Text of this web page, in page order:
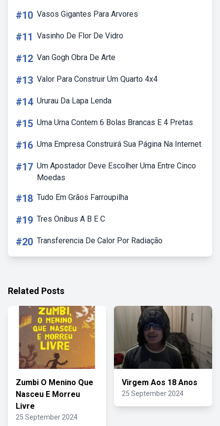
#10 Vasos Gigantes Para Arvores
#11 Vasinho De Flor De Vidro
#12 Van Gogh Obra De Arte
#13 Valor Para Construir Um Quarto 4x4
#14 Ururau Da Lapa Lenda
#15 Uma Urna Contem 6 Bolas Brancas E 4 Pretas
#16 Uma Empresa Construirá Sua Página Na Internet
#17 Um Apostador Deve Escolher Uma Entre Cinco
Moedas
#18 Tudo Em Grãos Farroupilha
#19 Tres Onibus A B E C
#20 Transferencia De Calor Por Radiação
Related Posts
Zumbi O Menino Que
Nasceu E Morreu
Livre
25 September 2024
Virgem Aos 18 Anos
25 September 2024